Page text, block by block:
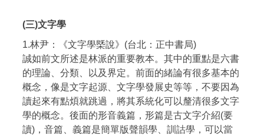
(三)文字學
1.林尹：《文字學槩說》(台北：正中書局)
誠如前文所述是林派的重要教本。其中的重點是六書
的理論、分類、以及界定。前面的緒論有很多基本的
概念，像是文字起源、文字學發展史等等，不要因為
讀起來有點煩就跳過，將其系統化可以釐清很多文字
學的概念。後面的形音義篇，形篇是古文字介紹(要
讀)，音篇、義篇是簡單版聲韻學、訓詁學，可以當